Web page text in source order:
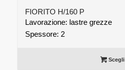
FIORITO H/160 P
Lavorazione: lastre grezze
Spessore: 2
Scegli